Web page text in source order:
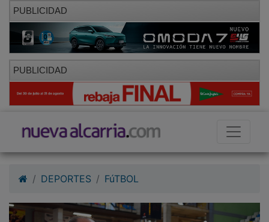
PUBLICIDAD
PUBLICIDAD